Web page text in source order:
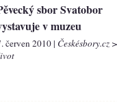
sbor Svatobor
v muzeu
červen 2010 | Českésbory.cz